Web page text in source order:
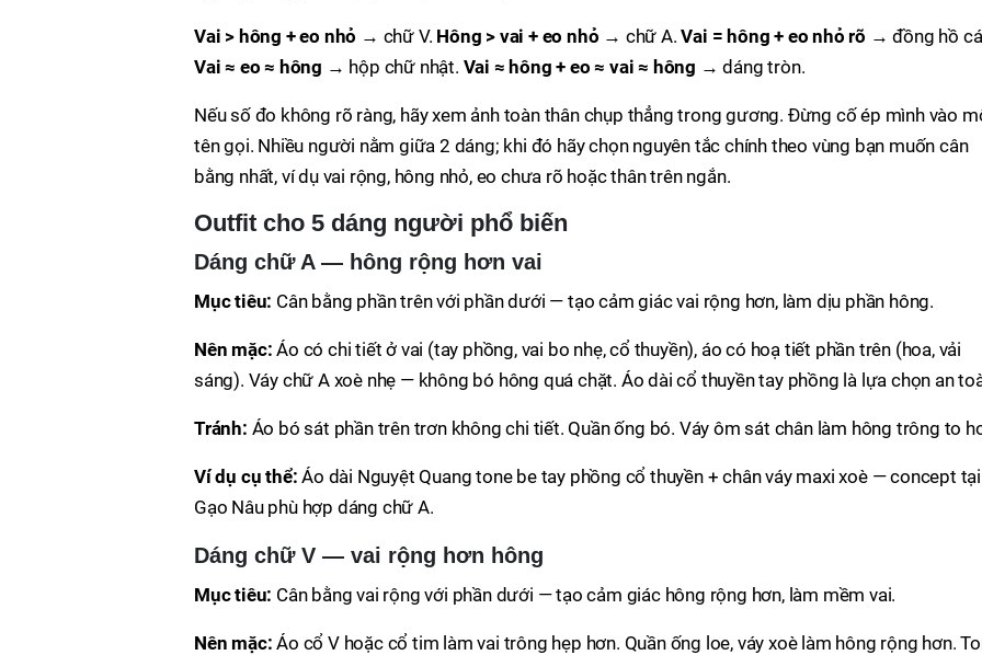
Vai > hông + eo nhỏ → chữ V. Hông > vai + eo nhỏ → chữ A.Vai = hông + eo nhỏ rõ → đồng hồ
Vai ≈ eo ≈ hông → hộp chữ nhật. Vai ≈ hông + eo ≈ vai ≈ hông → dáng tròn.
Nếu số đo không rõ ràng, hãy xem ảnh toàn thân chụp thẳng trong gương. Đừng cố ép mình vào
tên gọi. Nhiều người nằm giữa 2 dáng; khi đó hãy chọn nguyên tắc chính theo vùng bạn muốn cân
bằng nhất, ví dụ vai rộng, hông nhỏ, eo chưa rõ hoặc thân trên ngắn.
Outfit cho 5 dáng người phổ biến
Dáng chữ A — hông rộng hơn vai
Mục tiêu: Cân bằng phần trên với phần dưới — tạo cảm giác vai rộng hơn, làm dịu phần hông.
Nên mặc: Áo có chi tiết ở vai (tay phồng, vai bo nhẹ, cổ thuyền), áo có hoạ tiết phần trên (hoa, vải
sáng). Váy chữ A xoè nhẹ — không bó hông quá chặt. Áo dài cổ thuyền tay phồng là lựa chọn an
Tránh: Áo bó sát phần trên trơn không chi tiết. Quần ống bó. Váy ôm sát chân làm hông trông to
Ví dụ cụ thể: Áo dài Nguyệt Quang tone be tay phồng cổ thuyền + chân váy maxi xoè — concept tại
Gạo Nâu phù hợp dáng chữ A.
Dáng chữ V — vai rộng hơn hông
Mục tiêu: Cân bằng vai rộng với phần dưới — tạo cảm giác hông rộng hơn, làm mềm vai.
Nên mặc: Áo cổ V hoặc cổ tim làm vai trông hẹp hơn. Quần ống loe, váy xoè làm hông rộng hơn.